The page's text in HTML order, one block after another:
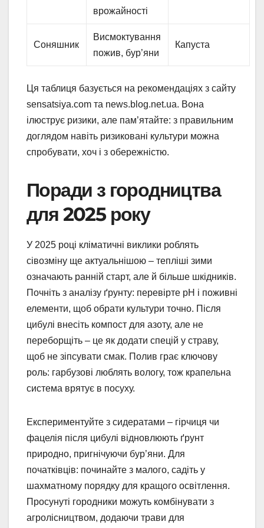
врожайності
Соняшник
Висмоктування
пожив, бур’яни
Капуста
Ця таблиця базується на рекомендаціях з сайту
sensatsiya.com та news.blog.net.ua. Вона
ілюструє ризики, але пам’ятайте: з правильним
доглядом навіть ризиковані культури можна
спробувати, хоч і з обережністю.
Поради з городництва
для 2025 року
У 2025 році кліматичні виклики роблять
сівозміну ще актуальнішою – тепліші зими
означають ранній старт, але й більше шкідників.
Почніть з аналізу ґрунту: перевірте pH і поживні
елементи, щоб обрати культури точно. Після
цибулі внесіть компост для азоту, але не
переборщіть – це як додати спецій у страву,
щоб не зіпсувати смак. Полив грає ключову
роль: гарбузові люблять вологу, тож крапельна
система врятує в посуху.
Експериментуйте з сидератами – гірчиця чи
фацелія після цибулі відновлюють ґрунт
природно, пригнічуючи бур’яни. Для
початківців: починайте з малого, садіть у
шахматному порядку для кращого освітлення.
Просунуті городники можуть комбінувати з
агролісництвом, додаючи трави для